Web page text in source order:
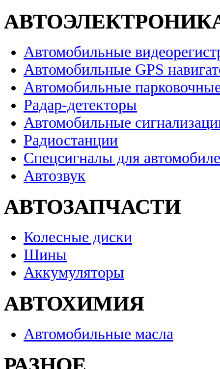
Автомобильные
Автомобильные GPS
Автомобильные
Радар-детекторы
Автомобильные
Радиостанции
Спецсигналы для
Автозвук
АВТОЗАПЧАСТИ
Колесные диски
Шины
Аккумуляторы
АВТОХИМИЯ
Автомобильные масла